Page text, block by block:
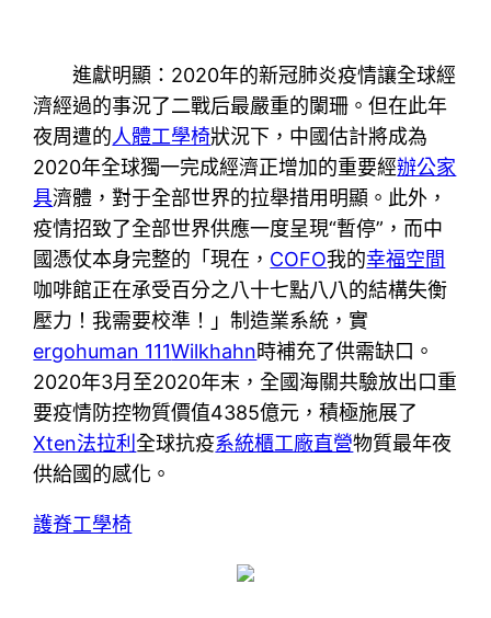
進獻明顯：2020年的新冠肺炎疫情讓全球經
濟經過的事況了二戰后最嚴重的闌珊。但在此年
夜周遭的人體工學椅狀況下，中國估計將成為
2020年全球獨一完成經濟正增加的重要經辦公家
具濟體，對于全部世界的拉舉措用明顯。此外，
疫情招致了全部世界供應一度呈現“暫停”，而中
國憑仗本身完整的「現在， COFO我的幸福空間
咖啡館正在承受百分之八十七點八八的結構失衡
壓力！我需要校準！」制造業系統，實
ergohuman 111Wilkhahn時補充了供需缺口。
2020年3月至2020年末，全國海關共驗放出口重
要疫情防控物質價值4385億元，積極施展了
Xten法拉利全球抗疫系統櫃工廠直營物質最年夜
供給國的感化。
護脊工學椅